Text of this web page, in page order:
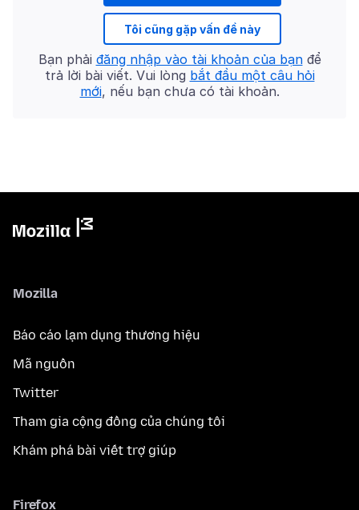
Tôi cũng gặp vấn đề này
Bạn phải đăng nhập vào tài khoản của bạnđể
trả lời bài viết. Vui lòng bắt đầu một câu hỏi
mới, nếu bạn chưa có tài khoản.
Mozilla
Báo cáo lạm dụng thương hiệu
Mã nguồn
Twitter
Tham gia cộng đồng của chúng tôi
Khám phá bài viết trợ giúp
Firefox